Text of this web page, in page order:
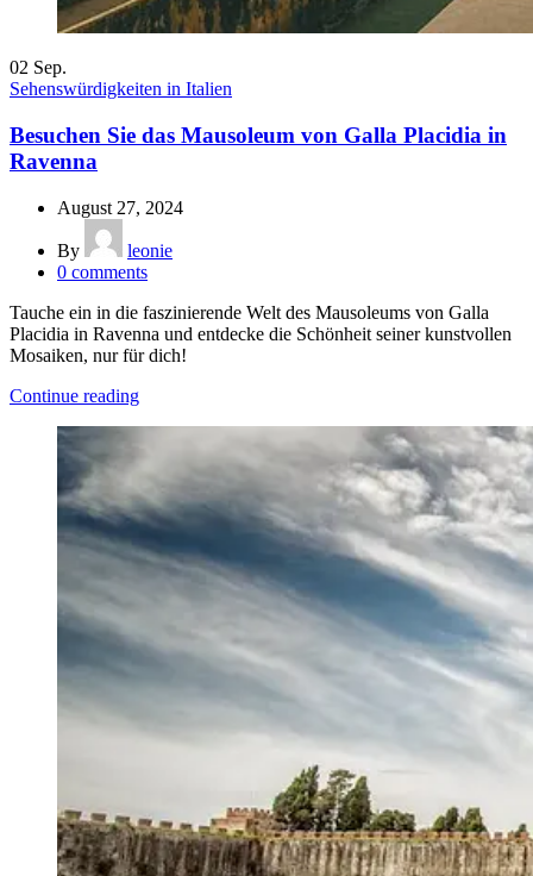
02 Sep.
Sehenswürdigkeiten in Italien
Besuchen Sie das Mausoleum von Galla Placidia in
Ravenna
August 27, 2024
By
leonie
0 comments
Tauche ein in die faszinierende Welt des Mausoleums von Galla
Placidia in Ravenna und entdecke die Schönheit seiner kunstvollen
Mosaiken, nur für dich!
Continue reading